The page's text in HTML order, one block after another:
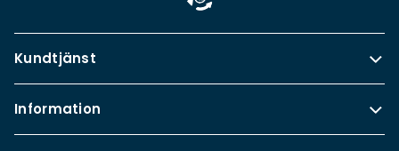
Kundtjänst
Information